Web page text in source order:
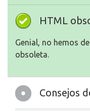
HTML
Genial, no hemos
obsoleta.
Consejos